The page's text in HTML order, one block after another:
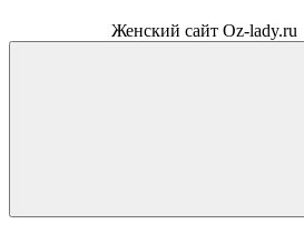
Женский сайт Oz-lady.ru